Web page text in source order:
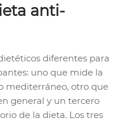
anti-
diferentes para
uno que mide la
mediterráneo, otro que
general y un tercero
de la dieta. Los tres